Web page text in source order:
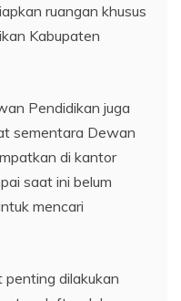
ruangan khusus
Kabupaten
Pendidikan juga
sementara Dewan
di kantor
saat ini belum
mencari
penting dilakukan